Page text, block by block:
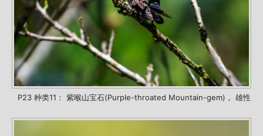
P23 种类11： 紫喉山宝石(Purple-throated Mountain-gem)， 雄性